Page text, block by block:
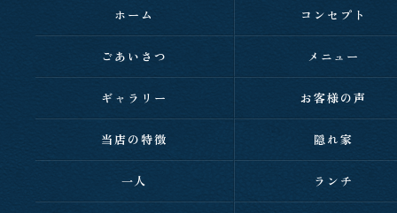
ホーム コンセプト
ごあいさつ メニュー
ギャラリー お客様の声
当店の特徴 隠れ家
一人 ランチ